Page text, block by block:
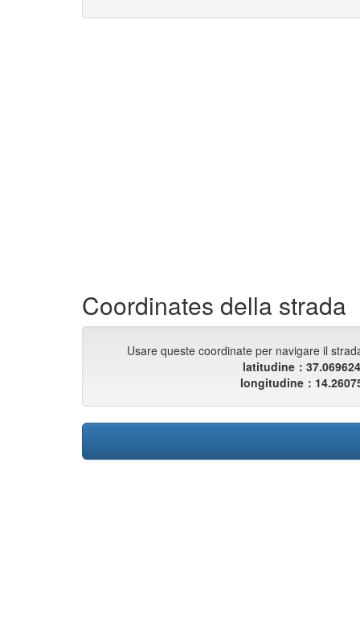
Coordinates della strada
Usare queste coordinate per navigare il
latitudine：
longitudine：